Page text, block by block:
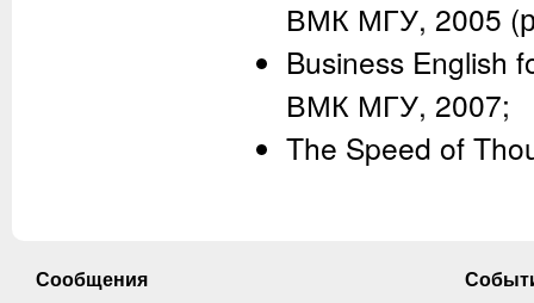
ВМК МГУ, 2005
Business English
ВМК МГУ, 2007;
The Speed of
Сообщения